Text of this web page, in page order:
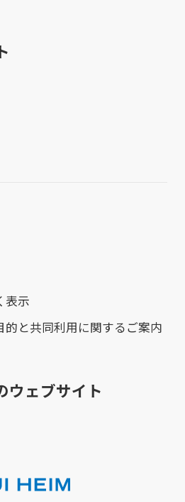
表示
的と共同利用に関するご案内
ウェブサイト